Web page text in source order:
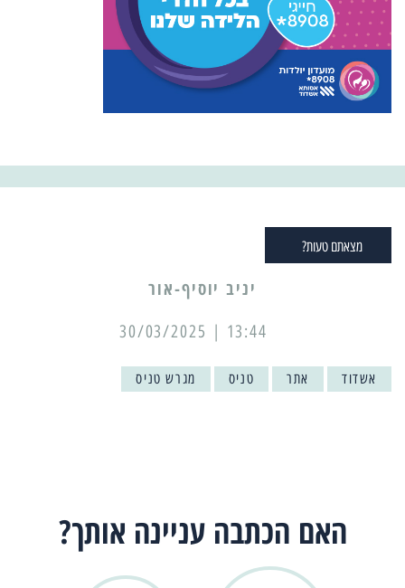
מצאתם טעות?
יניב יוסיף-אור
13:44 | 30/03/2025
אשדוד אתר טניס מגרש טניס
האם הכתבה עניינה אותך?